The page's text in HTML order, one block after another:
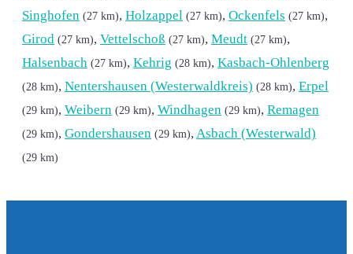
Singhofen (27 km), Holzappel (27 km), Ockenfels (27 km),
Girod (27 km), Vettelschoß (27 km), Meudt (27 km),
Halsenbach (27 km), Kehrig (28 km), Kasbach-Ohlenberg
(28 km), Nentershausen (Westerwaldkreis) (28 km), Erpel
(29 km), Weibern (29 km), Windhagen (29 km), Remagen
(29 km), Gondershausen (29 km), Asbach (Westerwald)
(29 km)